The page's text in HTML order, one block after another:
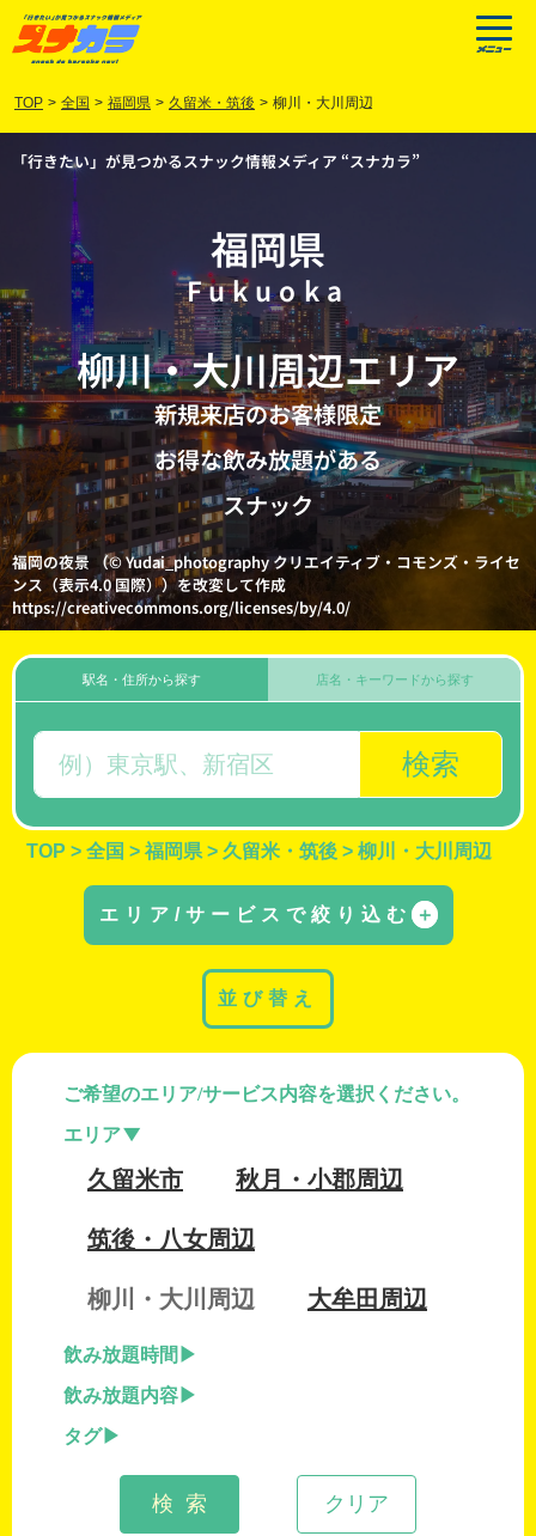
TOP > 全国 > 福岡県 > 久留米・筑後 > 柳川・大川周辺
「行きたい」が見つかるスナック情報メディア “スナカラ”
福岡県
Fukuoka
柳川・大川周辺エリア
新規来店のお客様限定
お得な飲み放題がある
スナック
福岡の夜景 （© Yudai_photography クリエイティブ・コモンズ・ライセ
ンス（表示4.0 国際））を改変して作成
https://creativecommons.org/licenses/by/4.0/
駅名・住所から探す
検索
店名・キーワードから探す
TOP > 全国 > 福岡県 > 久留米・筑後 > 柳川・大川周辺
エリア/サービスで絞り込む ＋
ご希望のエリア/サービス内容を選択ください。
エリア
久留米市 秋月・小郡周辺
筑後・八女周辺
柳川・大川周辺 大牟田周辺
飲み放題時間
飲み放題内容
タグ
クリア
検 索
並び替え